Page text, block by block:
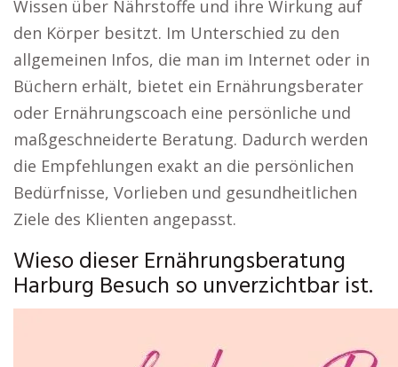
Wissen über Nährstoffe und ihre Wirkung auf
den Körper besitzt. Im Unterschied zu den
allgemeinen Infos, die man im Internet oder in
Büchern erhält, bietet ein Ernährungsberater
oder Ernährungscoach eine persönliche und
maßgeschneiderte Beratung. Dadurch werden
die Empfehlungen exakt an die persönlichen
Bedürfnisse, Vorlieben und gesundheitlichen
Ziele des Klienten angepasst.
Wieso dieser Ernährungsberatung
Harburg Besuch so unverzichtbar ist.